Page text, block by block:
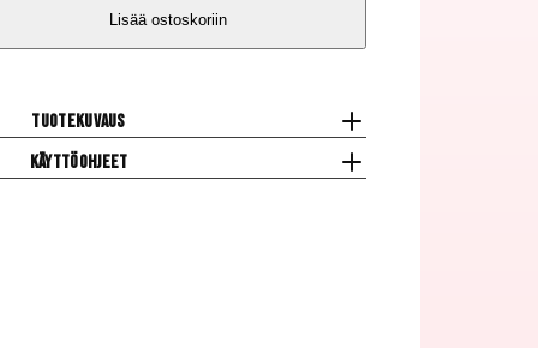
Lisää ostoskoriin
Tuotekuvaus
Käyttöohjeet